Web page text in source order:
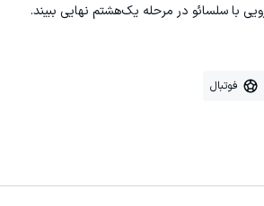
با سلسائو در مرحله یک‌هشتم نهایی ببیند.
فوتبال